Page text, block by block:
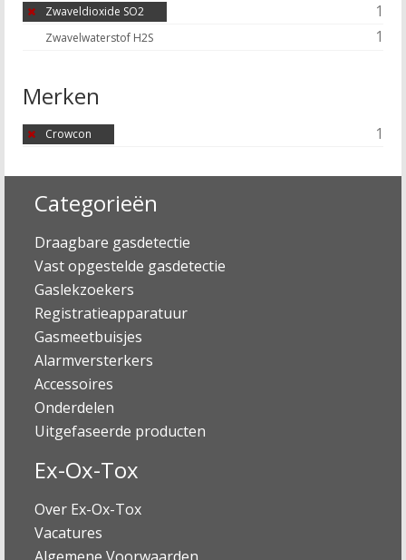
Zwaveldioxide SO2 1
Zwavelwaterstof H2S 1
Merken
Crowcon 1
Categorieën
Draagbare gasdetectie
Vast opgestelde gasdetectie
Gaslekzoekers
Registratieapparatuur
Gasmeetbuisjes
Alarmversterkers
Accessoires
Onderdelen
Uitgefaseerde producten
Ex-Ox-Tox
Over Ex-Ox-Tox
Vacatures